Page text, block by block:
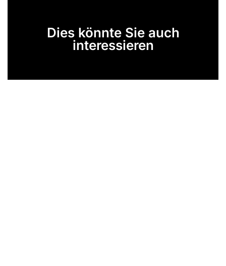
Dies könnte Sie auch
interessieren